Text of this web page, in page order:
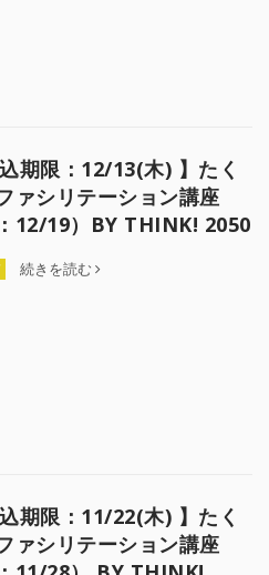
込期限：12/13(木) 】たく
ァシリテーション講座
12/19）BY THINK! 2050
続きを読む
込期限：11/22(木) 】たく
ァシリテーション講座